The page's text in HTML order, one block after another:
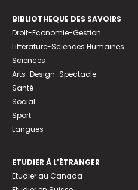
BIBLIOTHEQUE DES SAVOIRS
Droit-Economie-Gestion
Littérature-Sciences Humaines
Sciences
Arts-Design-Spectacle
Santé
Social
Sport
Langues
ETUDIER À L’ÉTRANGER
Etudier au Canada